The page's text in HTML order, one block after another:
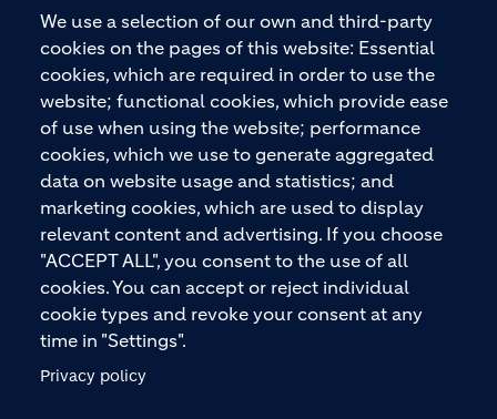
We use a selection of our own and third-party
cookies on the pages of this website: Essential
cookies, which are required in order to use the
website; functional cookies, which provide ease
of use when using the website; performance
cookies, which we use to generate aggregated
data on website usage and statistics; and
marketing cookies, which are used to display
relevant content and advertising. If you choose
"ACCEPT ALL", you consent to the use of all
cookies. You can accept or reject individual
cookie types and revoke your consent at any
time in "Settings".
Privacy policy
KONTAKTIEREN SIE UNS
2026“ ausgezeichnet. Holcim bietet hochwertige
Baustoffe und integrierte Baulösungen für den
gesamten Bauprozess – vom Fundament über den
Boden bis zu Wänden und Dächern – mit
Premiummarken wie ECOPact, ECOPlanet,
ECOCycle und Ytong.